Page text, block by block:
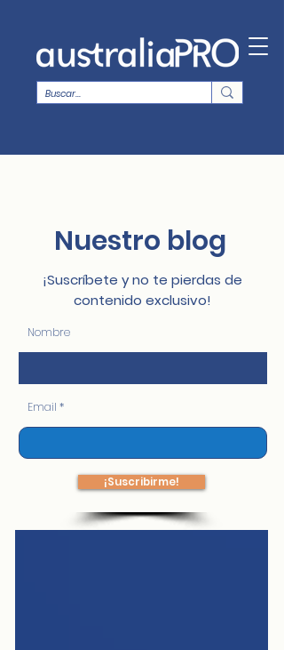
Nuestro blog
¡Suscríbete y no te pierdas de
contenido exclusivo!
Nombre
Email
¡Suscribirme!